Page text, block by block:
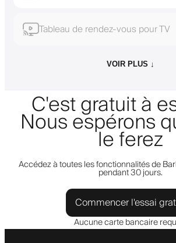
Tableau de rendez-vous pour TV
VOIR PLUS ↓
C'est gratuit à
Nous espérons
le ferez
Accédez à toutes les fonctionnalités de
pendant 30 jours.
Commencer l'essai
Aucune carte bancaire